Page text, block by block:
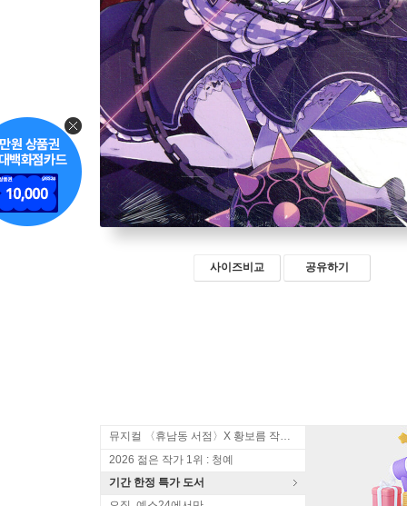
사이즈비교 공유하기
뮤지컬 〈휴남동 서점〉X 황보름 작가 북토크
2026 젊은 작가 1위 : 청예
기간 한정 특가 도서